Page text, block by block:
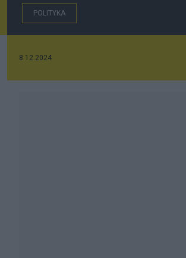
POLITYKA
8.12.2024